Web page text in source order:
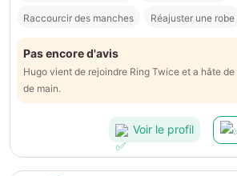
Raccourcir des manches Réajuster une robe
Pas encore d'avis
Hugo vient de rejoindre Ring Twice et a hâte
de main.
Voir le profil